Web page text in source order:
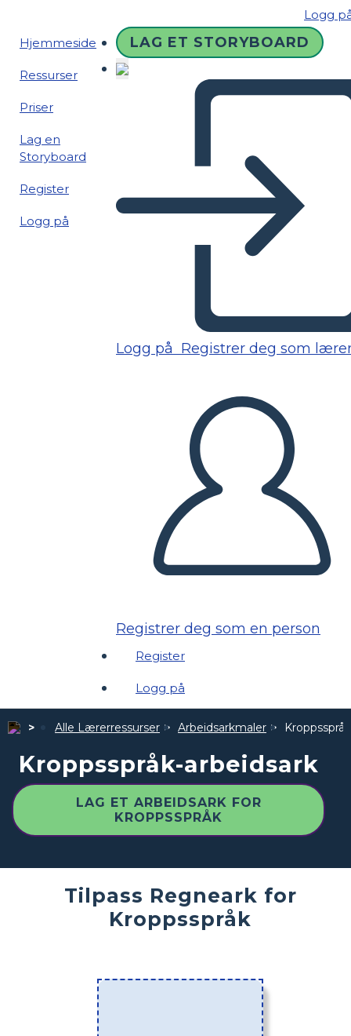
Logg
Hjemmeside
Ressurser
Priser
Lag en
Storyboard
Register
Logg på
LAG ET STORYBOARD
Logg på Registrer deg som
Registrer deg som en person
Register
Logg på
Alle Lærerressurser Arbeidsarkmaler
Kroppsspråk-arbeidsark
LAG ET ARBEIDSARK FOR
KROPPSSPRÅK
Tilpass Regneark for
Kroppsspråk